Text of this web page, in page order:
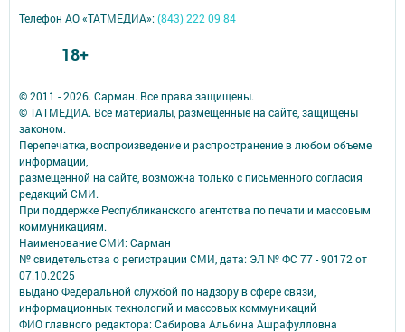
© 2011 - 2026. Сарман. Все права защищены.
© ТАТМЕДИА. Все материалы, размещенные на сайте, защищены
законом.
Перепечатка, воспроизведение и распространение в любом объеме
информации,
размещенной на сайте, возможна только с письменного согласия
редакций СМИ.
При поддержке Республиканского агентства по печати и массовым
коммуникациям.
Наименование СМИ: Сарман
№ свидетельства о регистрации СМИ, дата: ЭЛ № ФС 77 - 90172 от
07.10.2025
выдано Федеральной службой по надзору в сфере связи,
информационных технологий и массовых коммуникаций
ФИО главного редактора: Сабирова Альбина Ашрафулловна
Телефон АО «ТАТМЕДИА»:(843) 222 09 84
18+